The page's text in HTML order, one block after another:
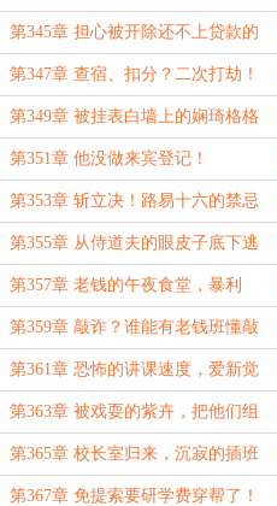
破产了？
第345章 担心被开除还不上贷款的
威廉·威尔！
第347章 查宿、扣分？二次打劫！
第349章 被挂表白墙上的娴琦格格
第351章 他没做来宾登记！
第353章 斩立决！路易十六的禁忌
之恋！
第355章 从侍道夫的眼皮子底下逃
脱
第357章 老钱的午夜食堂，暴利
贷！
第359章 敲诈？谁能有老钱班懂敲
诈？梦中突破！
第361章 恐怖的讲课速度，爱新觉
罗·紫卉入贵族食堂
第363章 被戏耍的紫卉，把他们组
合起来？
第365章 校长室归来，沉寂的插班
生扮演身份再显威
第367章 免提索要研学费穿帮了！